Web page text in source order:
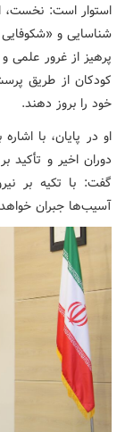
استوار است: نخست،
شناسایی و «شکوفایی
پرهیز از غرور علمی
کودکان از طریق
خود را بروز دهند.
او در پایان، با
دوران اخیر و
گفت: با تکیه بر
آسیب‌ها جبران